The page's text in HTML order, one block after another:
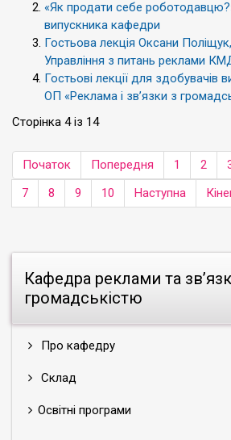
Кафедра реклами та
громадськістю
Про кафедру
Склад
Освітні програми
«Як продати себе
випускника кафедри
Гостьова лекція Оксани
Управління з питань реклами
Гостьові лекції для здобувачів
ОП «Реклама і зв’язки з
Сторінка 4 із 14
Початок Попередня 1 2
7
8 9 10 Наступна